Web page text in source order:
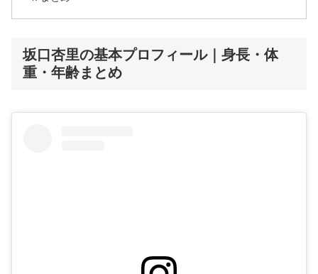
坂口杏里の基本プロフィール｜身長・体
重・年齢まとめ